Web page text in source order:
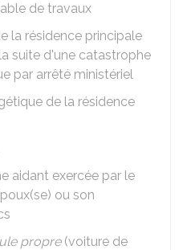
de travaux
la résidence principale
suite d'une catastrophe
par arrêté ministériel
de la résidence
aidant exercée par le
ou son
propre(voiture de